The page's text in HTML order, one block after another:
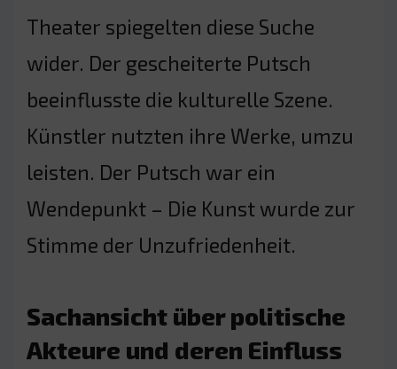
Theater spiegelten diese Suche
wider. Der gescheiterte Putsch
beeinflusste die kulturelle Szene.
Künstler nutzten ihre Werke, umzu
leisten. Der Putsch war ein
Wendepunkt – Die Kunst wurde zur
Stimme der Unzufriedenheit.
Sachansicht über politische
Akteure und deren Einfluss